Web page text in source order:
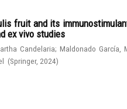
fruit and its
ex vivo studies
Candelaria; Maldonado García,
(Springer, 2024)